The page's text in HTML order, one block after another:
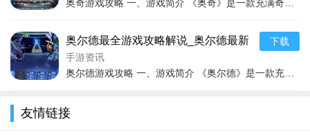
制策略战斗方式，玩家需要根据敌人的属性、技能和阵容，合理
安排自己的角色站位、技能释放顺序和战斗策略。在战斗中，玩
家可以通过攻击、防御、使用技能、使用道具等方式与敌人进行
战斗，争取在战斗中取得胜利。
游戏中有广阔的游戏地图等待玩家去探索。玩家可以在地图
奥尔德最全游戏攻略解说_奥尔德最新
游戏技巧通关
手游资讯
下载
友情链接